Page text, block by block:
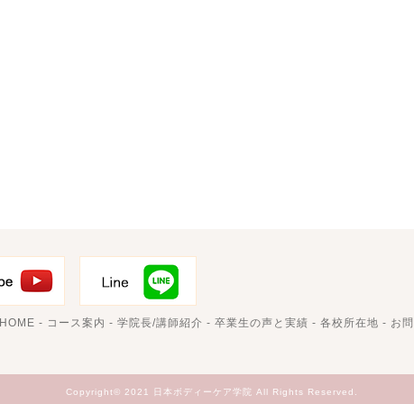
HOME - コース案内 - 学院長/講師紹介 - 卒業生の声と実績 - 各校所在地 - お
Copyright© 2021 日本ボディーケア学院 All Rights Reserved.